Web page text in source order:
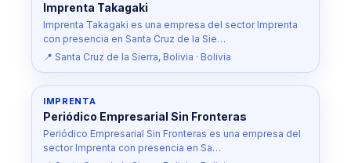
Imprenta Takagaki
Imprenta Takagaki es una empresa del sector Imprenta
con presencia en Santa Cruz de la Sie…
📍 Santa Cruz de la Sierra, Bolivia · Bolivia
IMPRENTA
Periódico Empresarial Sin Fronteras
Periódico Empresarial Sin Fronteras es una empresa del
sector Imprenta con presencia en Sa…